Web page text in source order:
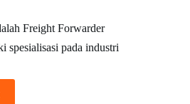
Freight Forwarder
spesialisasi pada industri